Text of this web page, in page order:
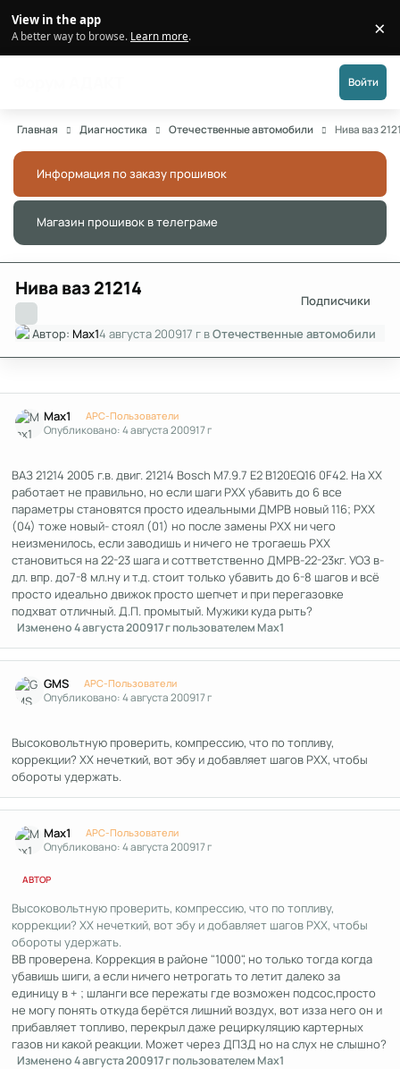
View in the app
A better way to browse. Learn more. ×
Войти
Главная Диагностика Отечественные автомобили Нива ваз
Информация по заказу прошивок
Магазин прошивок в телеграме
Нива ваз 21214
Подписчики
Автор: Max14 августа 200917 г вОтечественные автомобили
Max1 APC-Пользователи
Опубликовано:4 августа 200917 г
ВАЗ 21214 2005 г.в. двиг. 21214 Bosch М7.9.7 E2 B120EQ16 0F42. На ХХ
работает не правильно, но если шаги РХХ убавить до 6 все
параметры становятся просто идеальными ДМРВ новый 116; РХХ
(04) тоже новый- стоял (01) но после замены РХХ ни чего
неизменилось, если заводишь и ничего не трогаешь РХХ
становиться на 22-23 шага и соттветственно ДМРВ-22-23кг. УОЗ в-
дл. впр. до7-8 мл.ну и т.д. стоит только убавить до 6-8 шагов и всё
просто идеально движок просто шепчет и при перегазовке
подхват отличный. Д.П. промытый. Мужики куда рыть?
Изменено4 августа 200917 гпользователем Max1
GMS APC-Пользователи
Опубликовано:4 августа 200917 г
Высоковольтную проверить, компрессию, что по топливу,
коррекции? ХХ нечеткий, вот эбу и добавляет шагов РХХ, чтобы
обороты удержать.
Max1 APC-Пользователи
Опубликовано:4 августа 200917 г
АВТОР
Высоковольтную проверить, компрессию, что по топливу,
коррекции? ХХ нечеткий, вот эбу и добавляет шагов РХХ, чтобы
обороты удержать.
ВВ проверена. Коррекция в районе "1000", но только тогда когда
убавишь шиги, а если ничего нетрогать то летит далеко за
единицу в + ; шланги все пережаты где возможен подсос,просто
не могу понять откуда берётся лишний воздух, вот изза него он и
прибавляет топливо, перекрыл даже рециркуляцию картерных
газов ни какой реакции. Может через ДПЗД но на слух не слышно?
Изменено4 августа 200917 гпользователем Max1